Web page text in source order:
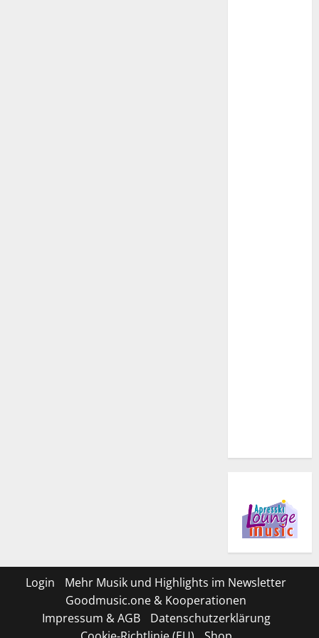
Login
Mehr Musik und Highlights im Newsletter
Goodmusic.one & Kooperationen
Impressum & AGB
Datenschutzerklärung